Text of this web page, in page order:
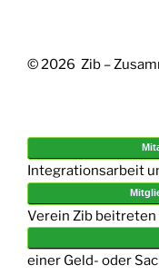
© 2026 Zib –
Integrationsarbeit
Verein Zib beitreten
einer Geld- oder